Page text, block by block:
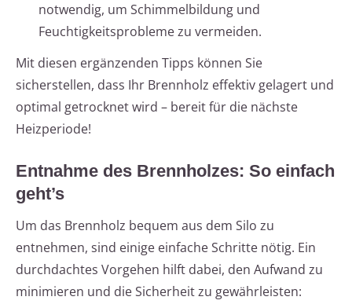
notwendig, um Schimmelbildung und
Feuchtigkeitsprobleme zu vermeiden.
Mit diesen ergänzenden Tipps können Sie
sicherstellen, dass Ihr Brennholz effektiv gelagert und
optimal getrocknet wird – bereit für die nächste
Heizperiode!
Entnahme des Brennholzes: So einfach
geht’s
Um das Brennholz bequem aus dem Silo zu
entnehmen, sind einige einfache Schritte nötig. Ein
durchdachtes Vorgehen hilft dabei, den Aufwand zu
minimieren und die Sicherheit zu gewährleisten: